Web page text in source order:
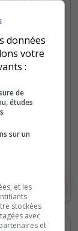
du fun sur
données
votre
:
de
études
sur un
et les
stockées
avec
et